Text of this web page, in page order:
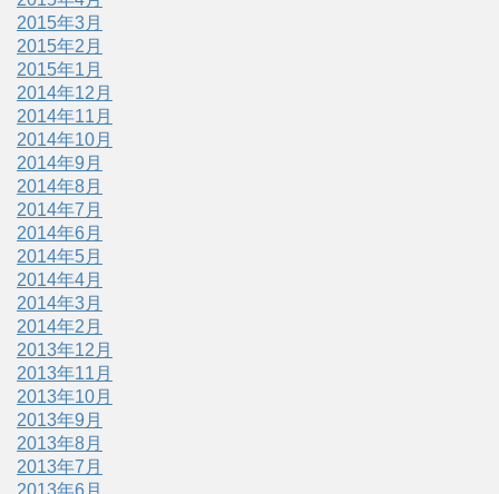
2015年3月
2015年2月
2015年1月
2014年12月
2014年11月
2014年10月
2014年9月
2014年8月
2014年7月
2014年6月
2014年5月
2014年4月
2014年3月
2014年2月
2013年12月
2013年11月
2013年10月
2013年9月
2013年8月
2013年7月
2013年6月